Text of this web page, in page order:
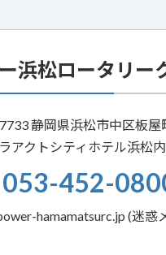
浜松ロータリー
静岡県浜松市中区板屋
アクトシティホテル浜松内
053-452-
hamamatsurc.jp (迷惑